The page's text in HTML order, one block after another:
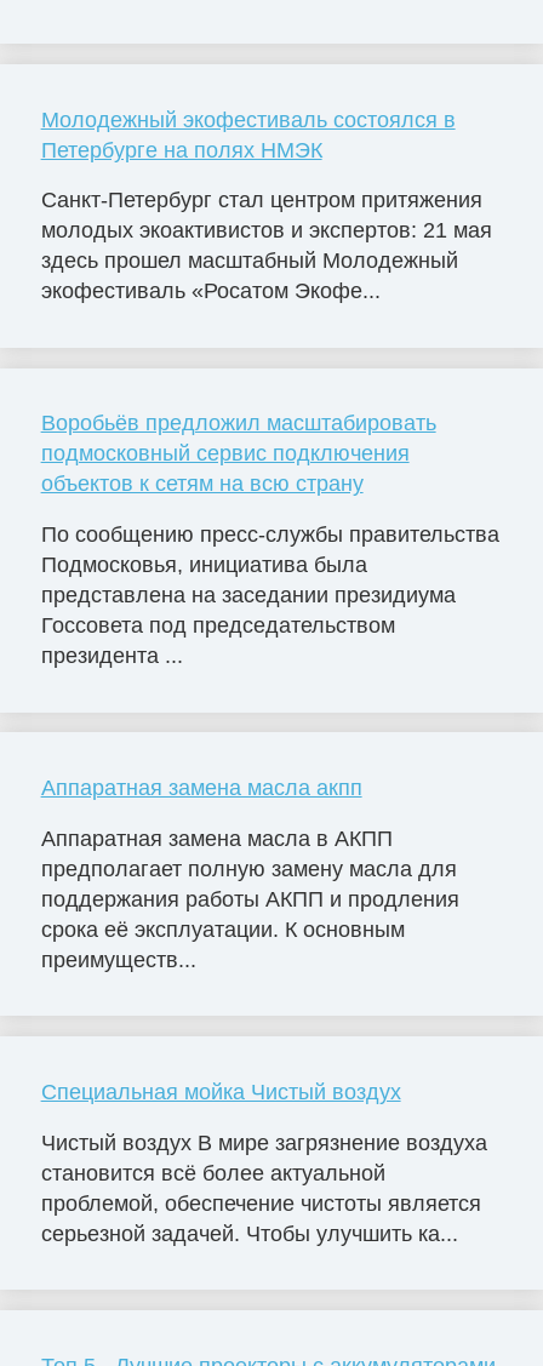
Молодежный экофестиваль состоялся в
Петербурге на полях НМЭК
Санкт-Петербург стал центром притяжения
молодых экоактивистов и экспертов: 21 мая
здесь прошел масштабный Молодежный
экофестиваль «Росатом Экофе...
Воробьёв предложил масштабировать
подмосковный сервис подключения
объектов к сетям на всю страну
По сообщению пресс-службы правительства
Подмосковья, инициатива была
представлена на заседании президиума
Госсовета под председательством
президента ...
Аппаратная замена масла акпп
Аппаратная замена масла в АКПП
предполагает полную замену масла для
поддержания работы АКПП и продления
срока её эксплуатации. К основным
преимуществ...
Специальная мойка Чистый воздух
Чистый воздух В мире загрязнение воздуха
становится всё более актуальной
проблемой, обеспечение чистоты является
серьезной задачей. Чтобы улучшить ка...